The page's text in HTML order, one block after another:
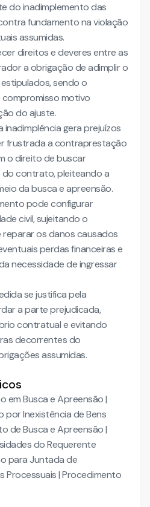
do inadimplemento das
fundamento na violação
assumidas.
direitos e deveres entre as
a obrigação de adimplir o
sendo o
motivo
do ajuste.
gera prejuízos
frustrada a contraprestação
o direito de buscar
do contrato, pleiteando a
da busca e apreensão.
pode configurar
civil, sujeitando o
os danos causados
perdas financeiras e
necessidade de ingressar
se justifica pela
a parte prejudicada,
contratual e evitando
decorrentes do
assumidas.
em Busca e Apreensão |
por Inexistência de Bens
de Busca e Apreensão |
do Requerente
para Juntada de
Processuais | Procedimento